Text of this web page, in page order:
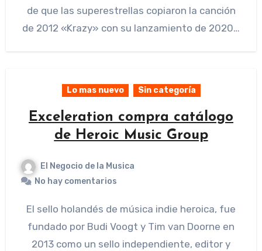
de que las superestrellas copiaron la canción
de 2012 «Krazy» con su lanzamiento de 2020…
Lo mas nuevo Sin categoría
Exceleration compra catálogo
de Heroic Music Group
El Negocio de la Musica
No hay comentarios
El sello holandés de música indie heroica, fue
fundado por Budi Voogt y Tim van Doorne en
2013 como un sello independiente, editor y